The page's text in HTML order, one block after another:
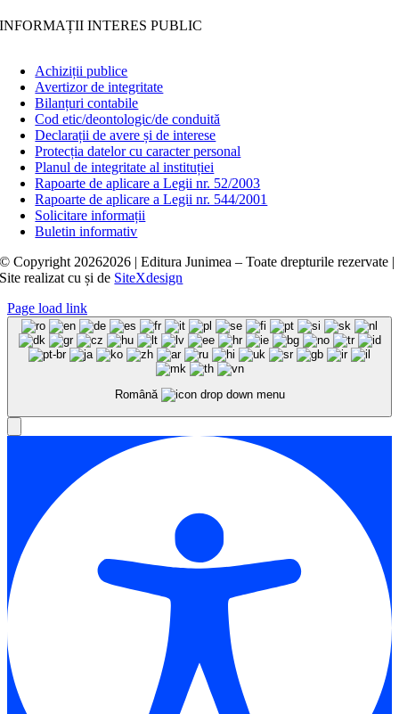
INFORMAȚII INTERES PUBLIC
Achiziții publice
Avertizor de integritate
Bilanțuri contabile
Cod etic/deontologic/de conduită
Declarații de avere și de interese
Protecția datelor cu caracter personal
Planul de integritate al instituției
Rapoarte de aplicare a Legii nr. 52/2003
Rapoarte de aplicare a Legii nr. 544/2001
Solicitare informații
Buletin informativ
© Copyright 20262026 | Editura Junimea – Toate drepturile rezervate |
Site realizat cușide SiteXdesign
Page load link
Română